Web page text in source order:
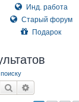
Инд. работа
Старый форум
Подарок
Поиск